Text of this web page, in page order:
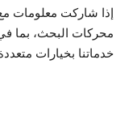
إذا شاركت معلومات
خدماتنا بخيارات